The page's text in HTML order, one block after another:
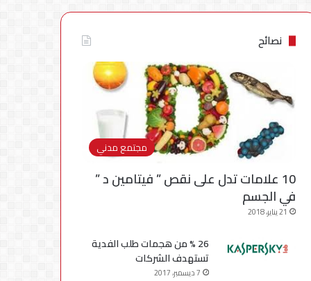
نصائح
مجتمع مدني
10 علامات تدل على نقص ” فيتامين د ”
في الجسم
21 يناير، 2018
26 % من هجمات طلب الفدية
تستهدف الشركات
7 ديسمبر، 2017